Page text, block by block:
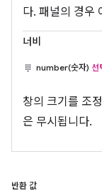
다. 패널의 경우
너비
number(숫자) 선
창의 크기를 조
은 무시됩니다.
반환 값